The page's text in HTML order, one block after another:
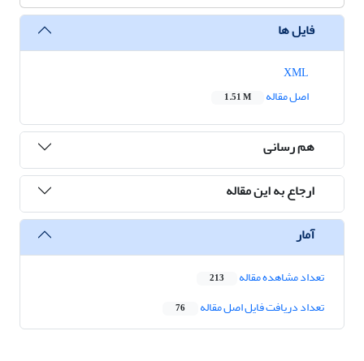
فایل ها
اصل مقاله
1.51 M
هم رسانی
ارجاع به این مقاله
آمار
تعداد مشاهده مقاله 213
تعداد دریافت فایل اصل مقاله 76